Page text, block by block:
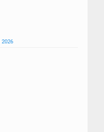
2026